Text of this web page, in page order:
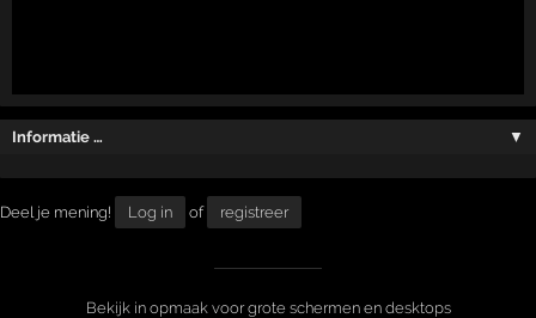
Informatie … ▼
Deel je mening! Log in of registreer
Bekijk in opmaak voor grote schermen en desktops